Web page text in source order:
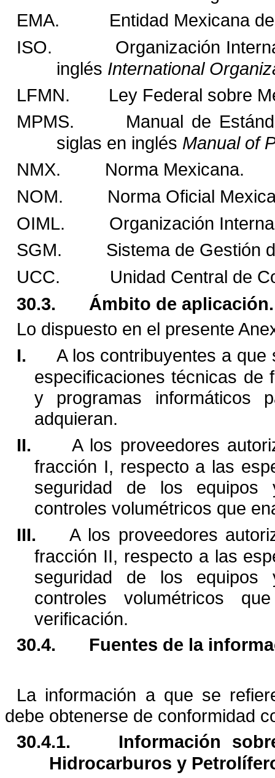
EMA.
Entidad Mexicana
ISO.
Organización
inglés International
LFMN.
Ley Federal sobre
MPMS.
Manual de
siglas en inglés Manual of
NMX.
Norma Mexicana.
NOM.
Norma Oficial
OIML.
Organización
SGM.
Sistema de Gestión
UCC.
Unidad Central de
30.3.
Ámbito de aplicación.
Lo dispuesto en el presente
I.
A los contribuyentes a
especificaciones técnicas de
y programas informáticos
adquieran.
II.
A los proveedores
fracción I, respecto a las
seguridad de los equipos
controles volumétricos que
III.
A los proveedores
fracción II, respecto a las
seguridad de los equipos
controles volumétricos
verificación.
30.4.
Fuentes de la
La información a que se
debe obtenerse de conformidad
30.4.1.
Información
Hidrocarburos y